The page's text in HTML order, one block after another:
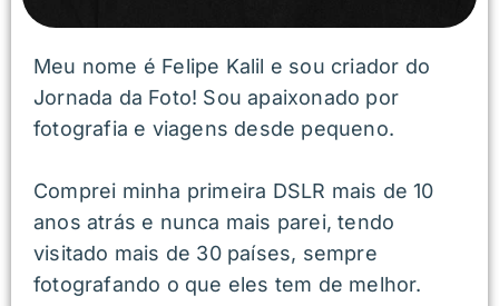
Meu nome é Felipe Kalil e sou criador do
Jornada da Foto! Sou apaixonado por
fotografia e viagens desde pequeno.
Comprei minha primeira DSLR mais de 10
anos atrás e nunca mais parei, tendo
visitado mais de 30 países, sempre
fotografando o que eles tem de melhor.